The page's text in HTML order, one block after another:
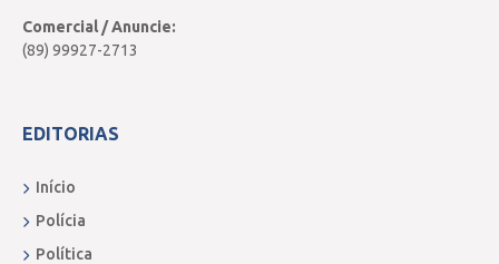
Comercial / Anuncie:
(89) 99927-2713
EDITORIAS
Início
Polícia
Política